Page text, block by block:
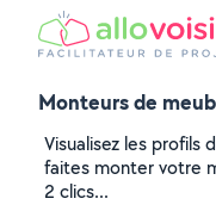
Monteurs de
Visualisez les profils
faites monter votre
2 clics...